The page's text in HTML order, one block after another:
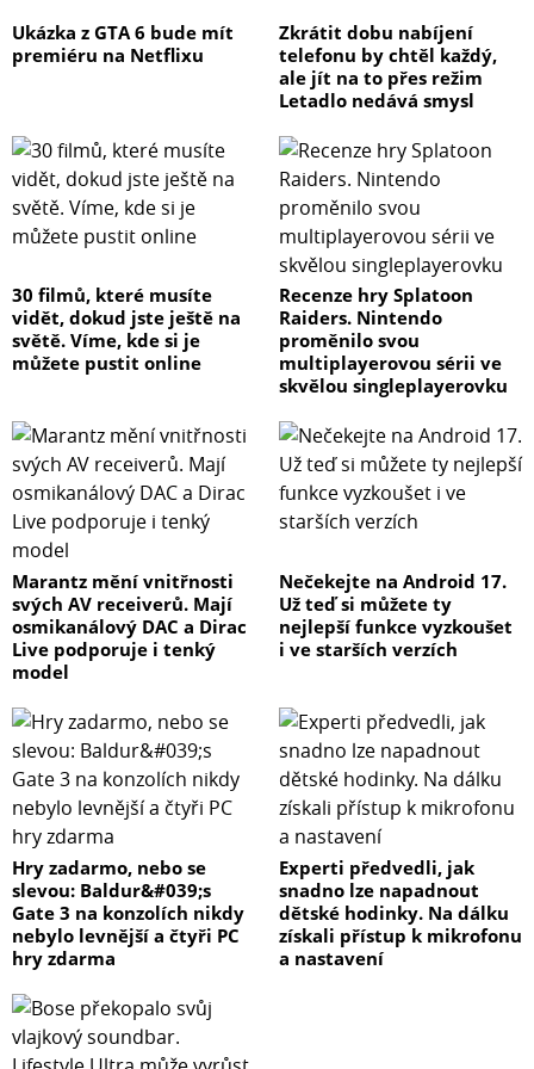
odpalovač.
3. Přes foto diodu (IR) – blesk lze odpalovat zábleskem od
Konstrukce
Blesk je konstruován tak, aby byl co nejskladnější a
nejlehčí. Jeho rozměry 265 x 132 x 215 mm a váhu 1,3 kg
oceníte nejen při převážení, ale také při každodenním
používání. Tělo blesku v sobě skrývá systém chlazení
s aktivním větráčkem, který je navržen tak, aby bylo
zajištěno optimální proudění vzduchu. Díky tomu
nedochází k přehřívání světla ani při celodenním focení,
blesk se rychleji nabíjí a elektronika má vysokou
životnost. Malá velikost a LED čipu místo pilotní žárovky
zajistí, že blesky složíte i do menší přepravní tašky.
Oproti předchozím generacím blesků SPARK je tělo 400D
odolnější a má kovové aretační prvky. Díky tomu unese
těžší příslušenství. Přepracován byl také design a tělo je
Tip: Díky použitému LED čipu nedochází k zahřívání
konstrukce softboxů a modifikátorů, jako u klasické
žárovky. Modifikátory lze pohodlně vyměnit během
focení bez obav ze spálení.
Variabilita příslušenství
Blesk má bajonet Bowens, který je nejrozšířenější na
trhu. Díky němu na blesk můžete použít jakýkoli
modifikátor – softbox, reflektor, komínem, apod.
V držáku blesku je vestavěný držák pro studiové
Ukázka z GTA 6 bude mít
premiéru na Netflixu
Zkrátit dobu nabíjení
telefonu by chtěl každý,
ale jít na to přes režim
Letadlo nedává smysl
30 filmů, které musíte
vidět, dokud jste ještě na
světě. Víme, kde si je
můžete pustit online
Recenze hry Splatoon
Raiders. Nintendo
proměnilo svou
multiplayerovou sérii ve
skvělou singleplayerovku
Marantz mění vnitřnosti
svých AV receiverů. Mají
osmikanálový DAC a Dirac
Live podporuje i tenký
model
Nečekejte na Android 17.
Už teď si můžete ty
nejlepší funkce vyzkoušet
i ve starších verzích
Hry zadarmo, nebo se
slevou: Baldur&#039;s
Gate 3 na konzolích nikdy
nebylo levnější a čtyři PC
hry zdarma
Experti předvedli, jak
snadno lze napadnout
dětské hodinky. Na dálku
získali přístup k mikrofonu
a nastavení